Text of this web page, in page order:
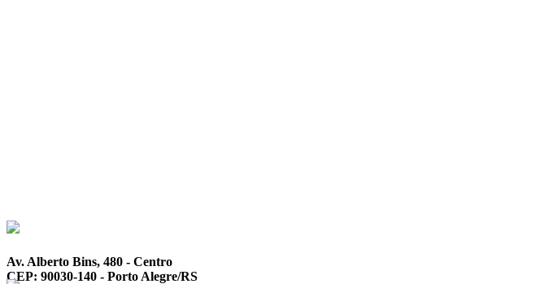
Av. Alberto Bins, 480 - Centro
CEP: 90030-140 - Porto Alegre/RS